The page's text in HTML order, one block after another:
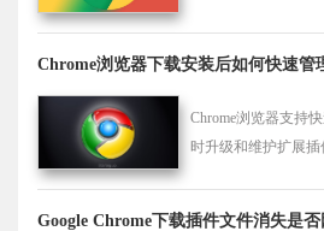
Chrome浏览器下载安装后如何快速管
Chrome浏览器支持
时升级和维护扩展
Google Chrome下载插件文件消失是